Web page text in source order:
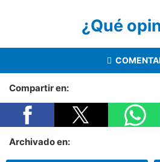
¿Qué
Compartir en:
Archivado en: